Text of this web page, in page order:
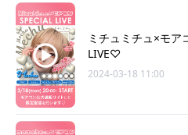
ミチュミチュ×モ
LIVE♡
2024-03-18 11:00